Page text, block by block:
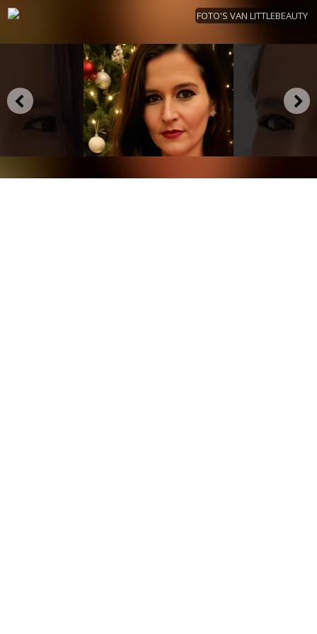
FOTO'S VAN LITTLEBEAUTY